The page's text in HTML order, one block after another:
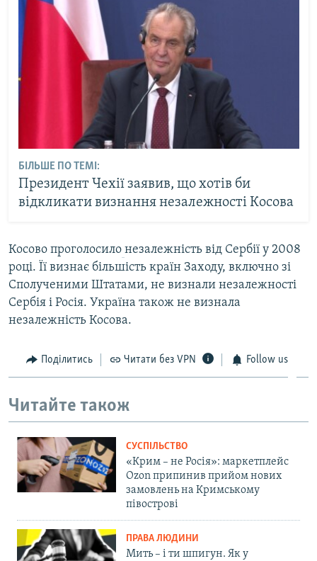
БІЛЬШЕ ПО ТЕМІ:
Президент Чехії заявив, що хотів би
відкликати визнання незалежності Косова
Косово проголосило незалежність від Сербії у 2008
році. Її визнає більшість країн Заходу, включно зі
Сполученими Штатами, не визнали незалежності
Сербія і Росія. Україна також не визнала
незалежність Косова.
Поділитись Читати без VPN Follow us
Читайте також
СУСПІЛЬСТВО
«Крим – не Росія»: маркетплейс
Ozon припинив прийом нових
замовлень на Кримському
півострові
ПРАВА ЛЮДИНИ
Мить – і ти шпигун. Як у